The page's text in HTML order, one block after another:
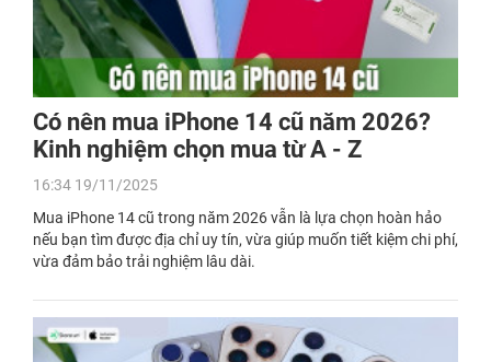
Có nên mua iPhone 14 cũ năm 2026?
Kinh nghiệm chọn mua từ A - Z
16:34 19/11/2025
Mua iPhone 14 cũ trong năm 2026 vẫn là lựa chọn hoàn hảo
nếu bạn tìm được địa chỉ uy tín, vừa giúp muốn tiết kiệm chi phí,
vừa đảm bảo trải nghiệm lâu dài.